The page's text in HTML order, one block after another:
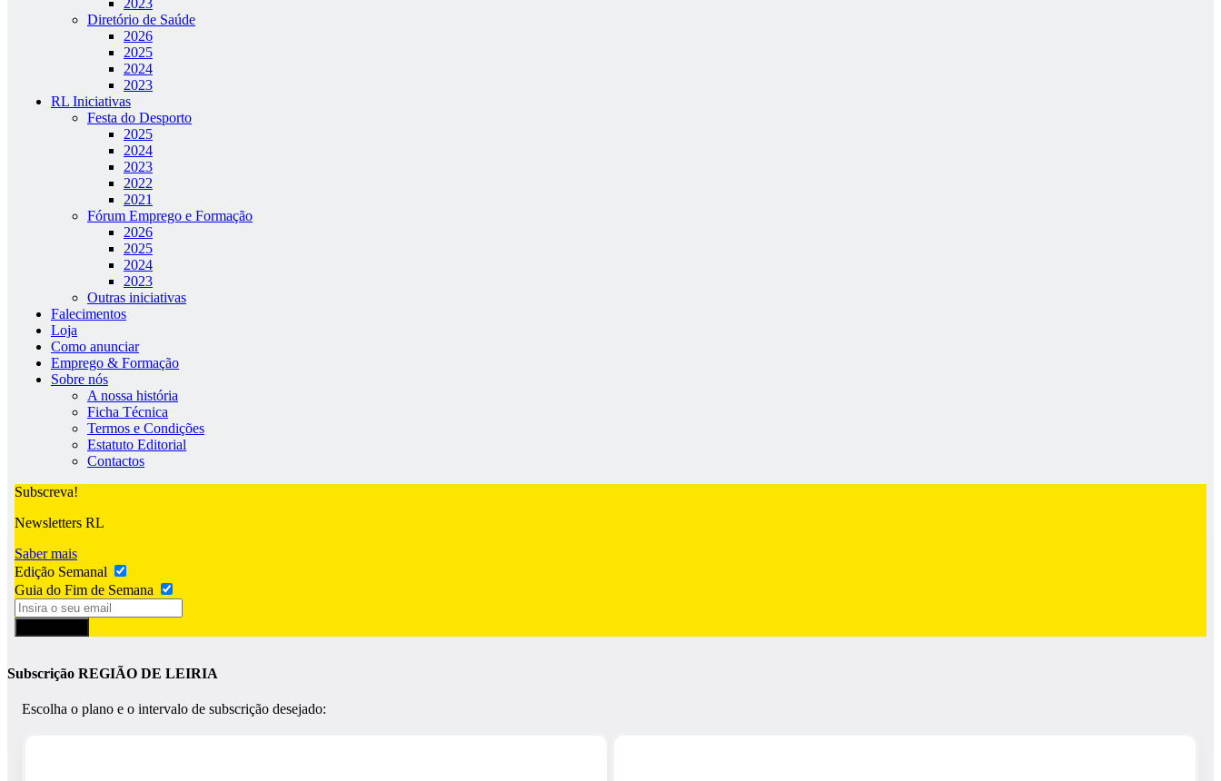
Diretório de Saúde
2026
2025
2024
2023
RL Iniciativas
Festa do Desporto
2025
2024
2023
2022
2021
Fórum Emprego e Formação
2026
2025
2024
2023
Outras iniciativas
Falecimentos
Loja
Como anunciar
Emprego & Formação
Sobre nós
A nossa história
Ficha Técnica
Termos e Condições
Estatuto Editorial
Contactos
Subscreva!
Newsletters RL
Saber mais
Edição Semanal
Guia do Fim de Semana
Subscrição REGIÃO DE LEIRIA
Escolha o plano e o intervalo de subscrição desejado: